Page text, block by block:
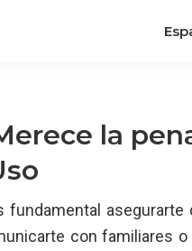
la
fundamental asegurarte
con familiares